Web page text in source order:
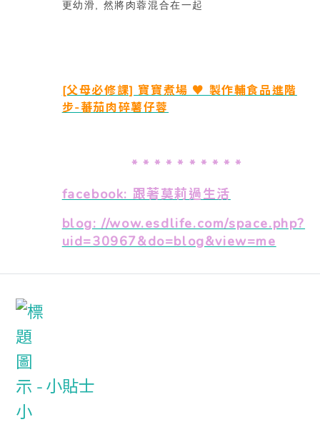
更幼滑, 然將肉蓉混合在一起
[父母必修課] 寶寶煮場 ♥ 製作輔食品進階
步-蕃茄肉碎薯仔蓉
* * * * * * * * * *
facebook: 跟著莫莉過生活
blog: //wow.esdlife.com/space.php?
uid=30967&do=blog&view=me
小貼士